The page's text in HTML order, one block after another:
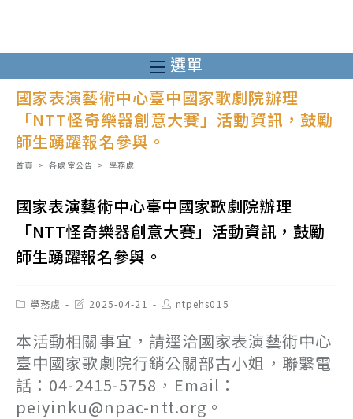
至
主
選單
國家表演藝術中心臺中國家歌劇院辦理
「NTT怪奇樂器創意大賽」活動資訊，鼓勵
師生踴躍報名參與。
首頁 > 各處室公告 > 學務處
國家表演藝術中心臺中國家歌劇院辦理
「NTT怪奇樂器創意大賽」活動資訊，鼓勵
師生踴躍報名參與。
Post學務處
Post2025-04-21
Post
author:
ntpehs015
本活動相關事宜，請逕洽國家表演藝術中心
臺中國家歌劇院行銷公關部古小姐，聯繫電
話：04-2415-5758，Email：
peiyinku@npac-ntt.org。